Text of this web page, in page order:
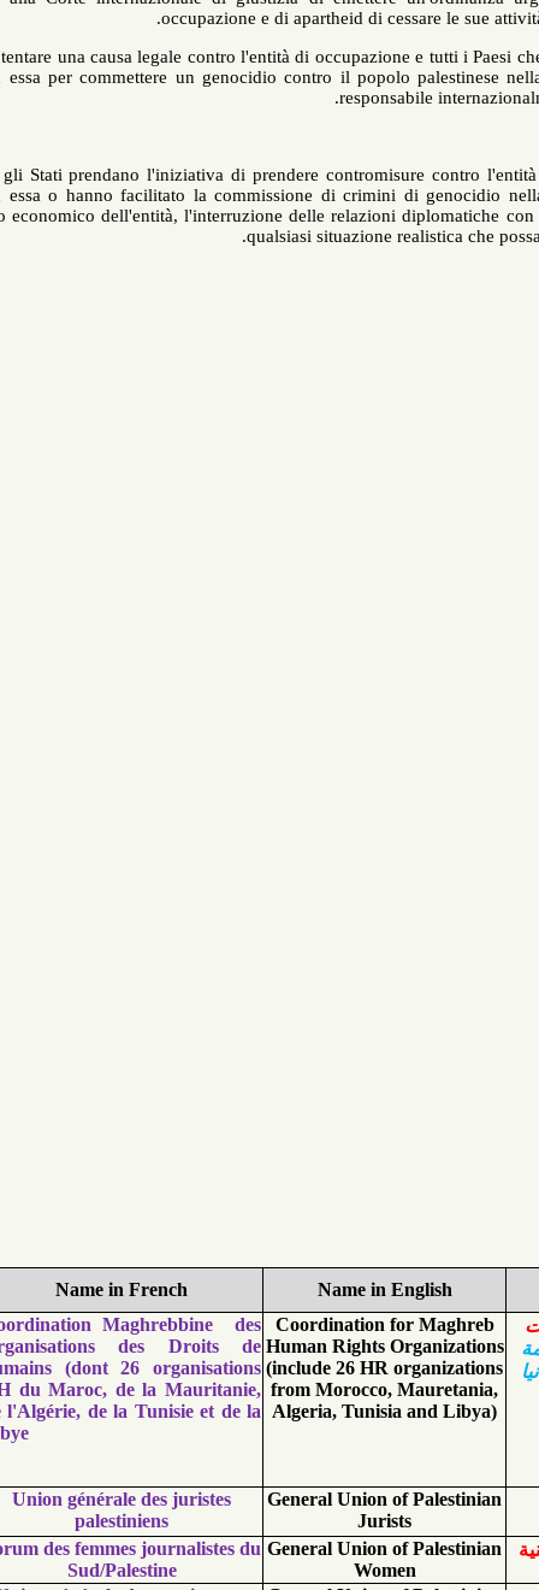
occupazione e di apartheid di
Secondo: intentare una causa legale contro l'entità di occupazione e
colluso con essa per commettere un genocidio contro il popolo
Terzo: che gli Stati prendano l'iniziativa di prendere contromisure
colluso con essa o hanno facilitato la commissione di crimini di
boicottaggio economico dell'entità, l'interruzione delle relazioni
qualsiasi situazione
Name in
Name in French
No.
Coordination for
Human Rights
(include 26 HR
from Morocco,
Algeria, Tunisia
Coordination Maghrebbine des
Organisations des Droits de
humains (dont 26 organisations
RH du Maroc, de la Mauritanie,
de l'Algérie, de la Tunisie et de la
General Union of
Union générale des juristes
General Union of
Forum des femmes journalistes du
Sud/Palestine